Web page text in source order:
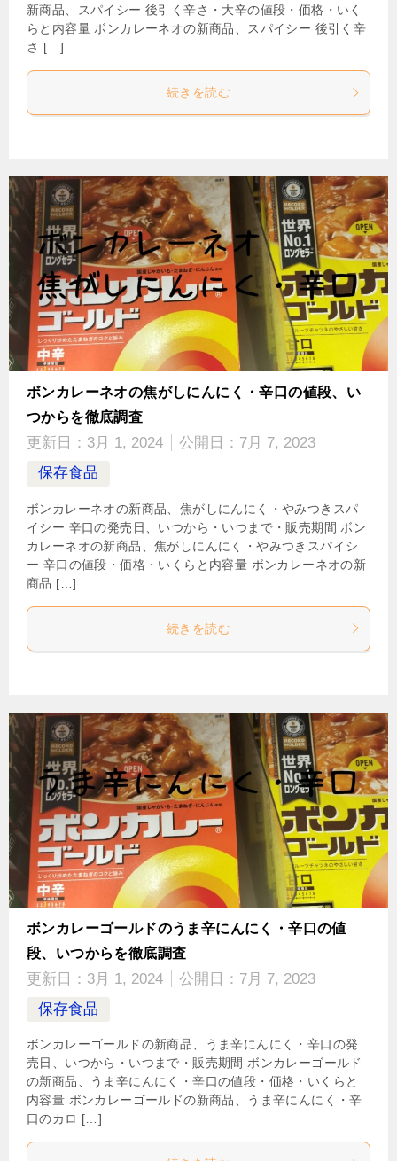
新商品、スパイシー 後引く辛さ・大辛の値段・価格・いく
らと内容量 ボンカレーネオの新商品、スパイシー 後引く辛
さ […]
続きを読む
ボンカレーネオの焦がしにんにく・辛口の値段、い
つからを徹底調査
更新日： 3月 1, 2024 公開日： 7月 7, 2023
保存食品
ボンカレーネオの新商品、焦がしにんにく・やみつきスパ
イシー 辛口の発売日、いつから・いつまで・販売期間 ボン
カレーネオの新商品、焦がしにんにく・やみつきスパイシ
ー 辛口の値段・価格・いくらと内容量 ボンカレーネオの新
商品 […]
続きを読む
ボンカレーゴールドのうま辛にんにく・辛口の値
段、いつからを徹底調査
更新日： 3月 1, 2024 公開日： 7月 7, 2023
保存食品
ボンカレーゴールドの新商品、うま辛にんにく・辛口の発
売日、いつから・いつまで・販売期間 ボンカレーゴールド
の新商品、うま辛にんにく・辛口の値段・価格・いくらと
内容量 ボンカレーゴールドの新商品、うま辛にんにく・辛
口のカロ […]